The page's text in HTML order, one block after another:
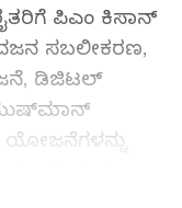
ಪಿಎಂ ಕಿಸಾನ್
ಸಬಲೀಕರಣ,
ಡಿಜಿಟಲ್